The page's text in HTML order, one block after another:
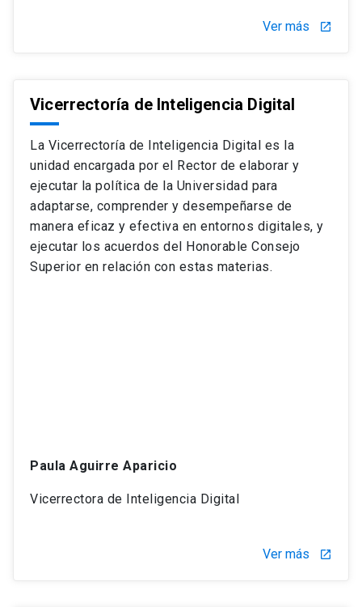
Ver más launch
Vicerrectoría de Inteligencia Digital
La Vicerrectoría de Inteligencia Digital es la
unidad encargada por el Rector de elaborar y
ejecutar la política de la Universidad para
adaptarse, comprender y desempeñarse de
manera eficaz y efectiva en entornos digitales, y
ejecutar los acuerdos del Honorable Consejo
Superior en relación con estas materias.
Paula Aguirre Aparicio
Vicerrectora de Inteligencia Digital
Ver más launch